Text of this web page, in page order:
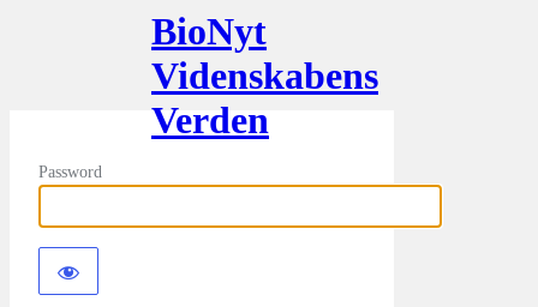
BioNyt
Videnskabens
Verden
Password